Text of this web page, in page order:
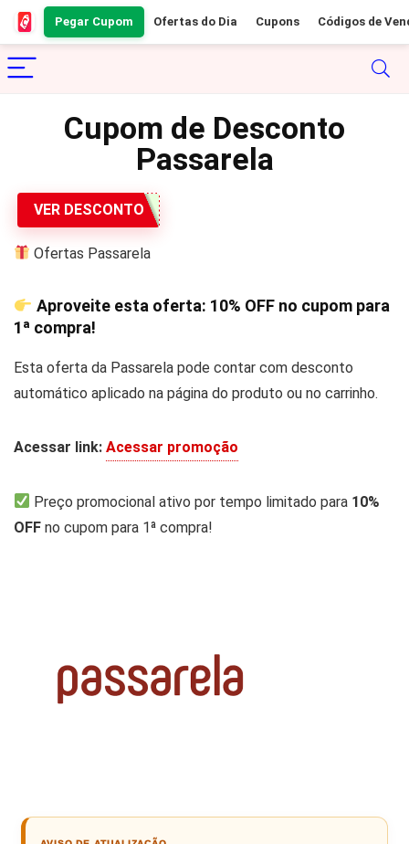
Pegar Cupom Ofertas do Dia Cupons Códigos de
Cupom de Desconto
Passarela
VER DESCONTO
Ofertas Passarela
Aproveite esta oferta: 10% OFFno cupom para
1ª compra!
Esta oferta da Passarela pode contar com desconto
automático aplicado na página do produto ou no carrinho.
Acessar link: Acessar promoção
Preço promocional ativo por tempo limitado para 10%
OFF no cupom para 1ª compra!